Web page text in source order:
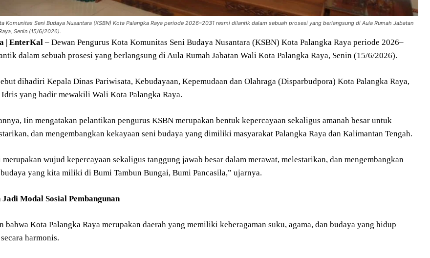
Komunitas Seni Budaya Nusantara (KSBN) Kota Palangka Raya periode 2026–2031 resmi dilantik dalam sebuah prosesi yang berlangsung di Aula Rumah Jabatan
Senin (15/6/2026).
| EnterKal – Dewan Pengurus Kota Komunitas Seni Budaya Nusantara (KSBN) Kota Palangka Raya periode 2026–
dalam sebuah prosesi yang berlangsung di Aula Rumah Jabatan Wali Kota Palangka Raya, Senin (15/6/2026).
dihadiri Kepala Dinas Pariwisata, Kebudayaan, Kepemudaan dan Olahraga (Disparbudpora) Kota Palangka Raya,
yang hadir mewakili Wali Kota Palangka Raya.
Iin mengatakan pelantikan pengurus KSBN merupakan bentuk kepercayaan sekaligus amanah besar untuk
dan mengembangkan kekayaan seni budaya yang dimiliki masyarakat Palangka Raya dan Kalimantan Tengah.
wujud kepercayaan sekaligus tanggung jawab besar dalam merawat, melestarikan, dan mengembangkan
yang kita miliki di Bumi Tambun Bungai, Bumi Pancasila,” ujarnya.
Modal Sosial Pembangunan
bahwa Kota Palangka Raya merupakan daerah yang memiliki keberagaman suku, agama, dan budaya yang hidup
harmonis.